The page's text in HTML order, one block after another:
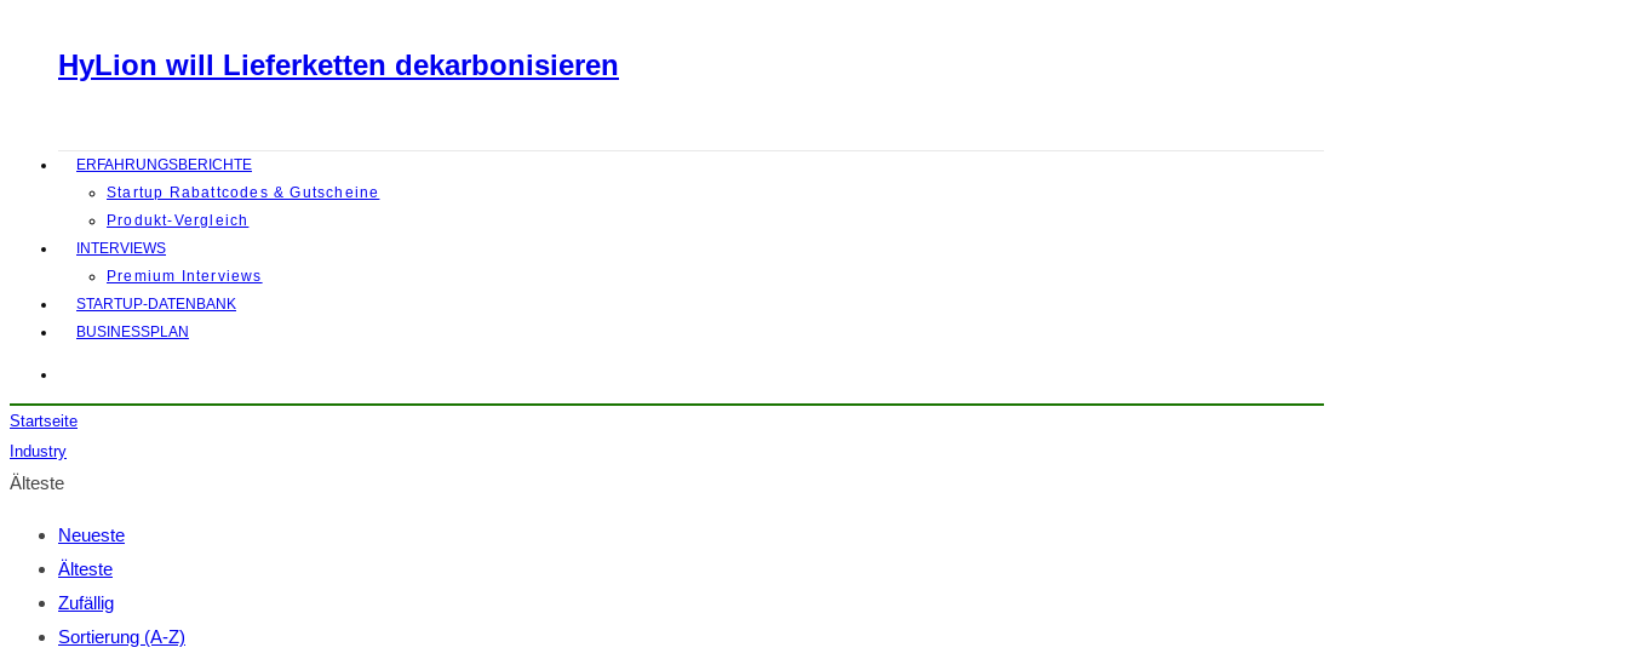
HyLion will Lieferketten dekarbonisieren
ERFAHRUNGSBERICHTE
Startup Rabattcodes & Gutscheine
Produkt-Vergleich
INTERVIEWS
Premium Interviews
STARTUP-DATENBANK
BUSINESSPLAN
Startseite
Industry
Älteste
Neueste
Älteste
Zufällig
Sortierung (A-Z)